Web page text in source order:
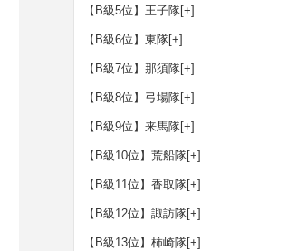
【B級5位】王子隊[+]
【B級6位】東隊[+]
【B級7位】那須隊[+]
【B級8位】弓場隊[+]
【B級9位】来馬隊[+]
【B級10位】荒船隊[+]
【B級11位】香取隊[+]
【B級12位】諏訪隊[+]
【B級13位】柿崎隊[+]